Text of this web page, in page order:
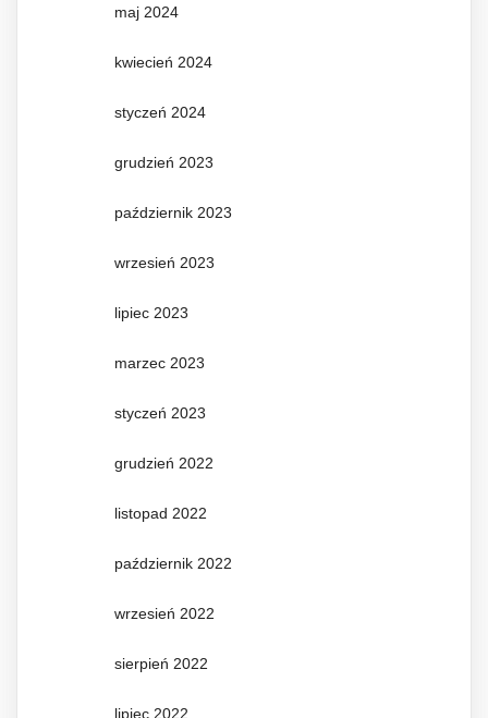
maj 2024
kwiecień 2024
styczeń 2024
grudzień 2023
październik 2023
wrzesień 2023
lipiec 2023
marzec 2023
styczeń 2023
grudzień 2022
listopad 2022
październik 2022
wrzesień 2022
sierpień 2022
lipiec 2022